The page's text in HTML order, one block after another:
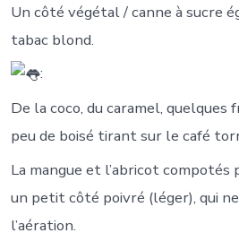
Un côté végétal / canne à sucre
tabac blond.
:
De la coco, du caramel, quelques
peu de boisé tirant sur le café
La mangue et l’abricot
un petit côté poivré (léger), qui ne
l’aération.